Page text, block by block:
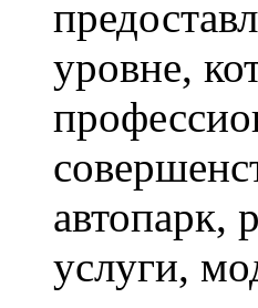
уровне,
автопарк,
услуги,